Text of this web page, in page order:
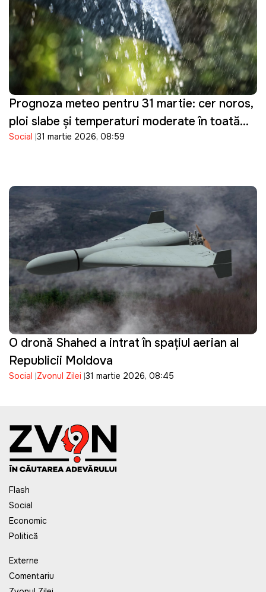
Prognoza meteo pentru 31 martie: cer noros,
ploi slabe și temperaturi moderate în toată
țara
Social 31 martie 2026, 08:59
O dronă Shahed a intrat în spațiul aerian al
Republicii Moldova
Social Zvonul Zilei 31 martie 2026, 08:45
Flash
Social
Economic
Politică
Externe
Comentariu